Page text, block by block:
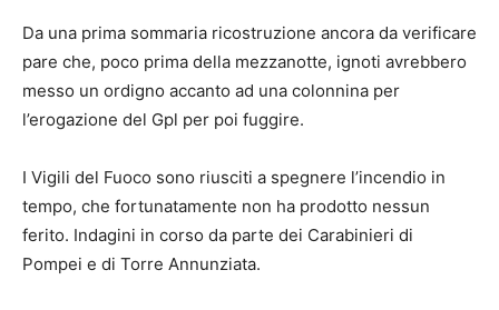
Da una prima sommaria ricostruzione ancora da verificare
pare che, poco prima della mezzanotte, ignoti avrebbero
messo un ordigno accanto ad una colonnina per
l’erogazione del Gpl per poi fuggire.
I Vigili del Fuoco sono riusciti a spegnere l’incendio in
tempo, che fortunatamente non ha prodotto nessun
ferito. Indagini in corso da parte dei Carabinieri di
Pompei e di Torre Annunziata.